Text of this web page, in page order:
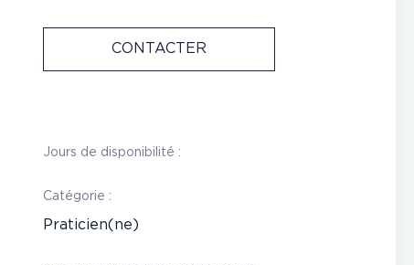
CONTACTER
Jours de disponibilité :
Catégorie :
Praticien(ne)